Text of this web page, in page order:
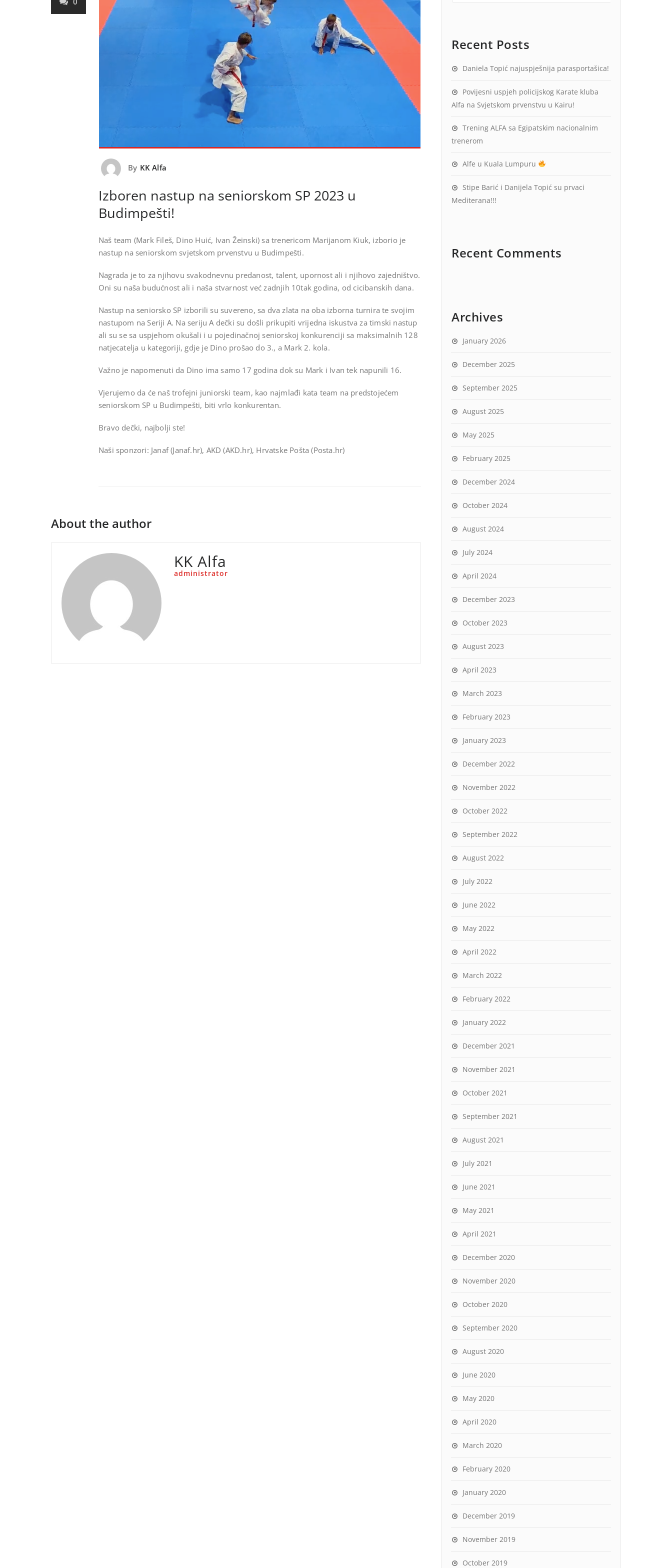
By KK Alfa
Izboren nastup na seniorskom SP 2023 u
Budimpešti!
Naš team (Mark Fileš, Dino Huić, Ivan Žeinski) sa trenericom Marijanom Kiuk, izborio je
nastup na seniorskom svjetskom prvenstvu u Budimpešti.
Nagrada je to za njihovu svakodnevnu predanost, talent, upornost ali i njihovo zajedništvo.
Oni su naša budućnost ali i naša stvarnost već zadnjih 10tak godina, od cicibanskih dana.
Nastup na seniorsko SP izborili su suvereno, sa dva zlata na oba izborna turnira te svojim
nastupom na Seriji A. Na seriju A dečki su došli prikupiti vrijedna iskustva za timski nastup
ali su se sa uspjehom okušali i u pojedinačnoj seniorskoj konkurenciji sa maksimalnih 128
natjecatelja u kategoriji, gdje je Dino prošao do 3., a Mark 2. kola.
Važno je napomenuti da Dino ima samo 17 godina dok su Mark i Ivan tek napunili 16.
Vjerujemo da će naš trofejni juniorski team, kao najmlađi kata team na predstojećem
seniorskom SP u Budimpešti, biti vrlo konkurentan.
Bravo dečki, najbolji ste!
Naši sponzori: Janaf (Janaf.hr), AKD (AKD.hr), Hrvatske Pošta (Posta.hr)
About the author
KK Alfa
administrator
Recent Posts
Daniela Topić najuspješnija parasportašica!
Povijesni uspjeh policijskog Karate kluba
Alfa na Svjetskom prvenstvu u Kairu!
Trening ALFA sa Egipatskim nacionalnim
trenerom
Alfe u Kuala Lumpuru
Stipe Barić i Danijela Topić su prvaci
Mediterana!!!
Recent Comments
Archives
January 2026
December 2025
September 2025
August 2025
May 2025
February 2025
December 2024
October 2024
August 2024
July 2024
April 2024
December 2023
October 2023
August 2023
April 2023
March 2023
February 2023
January 2023
December 2022
November 2022
October 2022
September 2022
August 2022
July 2022
June 2022
May 2022
April 2022
March 2022
February 2022
January 2022
December 2021
November 2021
October 2021
September 2021
August 2021
July 2021
June 2021
May 2021
April 2021
December 2020
November 2020
October 2020
September 2020
August 2020
June 2020
May 2020
April 2020
March 2020
February 2020
January 2020
December 2019
November 2019
October 2019